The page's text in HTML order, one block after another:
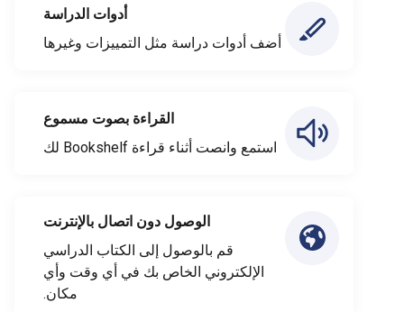
أدوات الدراسة
أضف أدوات دراسة مثل التمييزات وغيرها
القراءة بصوت مسموع
استمع وانصت أثناء قراءة Bookshelf لك
الوصول دون اتصال بالإنترنت
قم بالوصول إلى الكتاب الدراسي
الإلكتروني الخاص بك في أي وقت وأي
مكان.